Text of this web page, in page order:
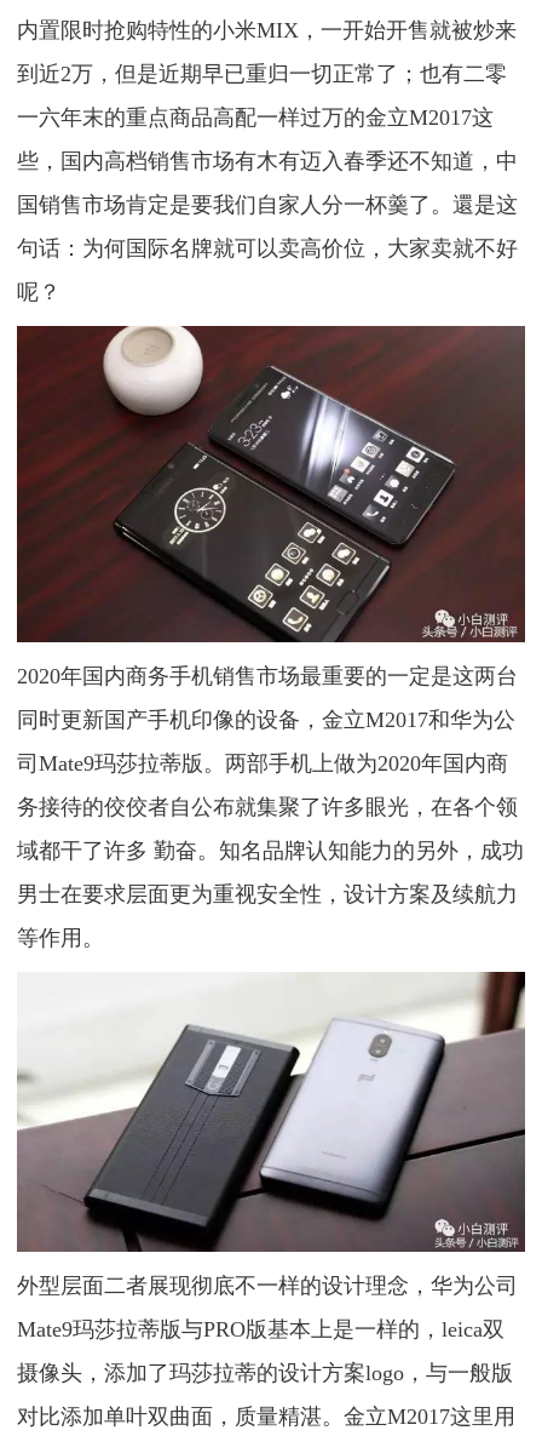
内置限时抢购特性的小米MIX，一开始开售就被炒来
到近2万，但是近期早已重归一切正常了；也有二零
一六年末的重点商品高配一样过万的金立M2017这
些，国内高档销售市场有木有迈入春季还不知道，中
国销售市场肯定是要我们自家人分一杯羹了。還是这
句话：为何国际名牌就可以卖高价位，大家卖就不好
呢？
2020年国内商务手机销售市场最重要的一定是这两台
同时更新国产手机印像的设备，金立M2017和华为公
司Mate9玛莎拉蒂版。两部手机上做为2020年国内商
务接待的佼佼者自公布就集聚了许多眼光，在各个领
域都干了许多 勤奋。知名品牌认知能力的另外，成功
男士在要求层面更为重视安全性，设计方案及续航力
等作用。
外型层面二者展现彻底不一样的设计理念，华为公司
Mate9玛莎拉蒂版与PRO版基本上是一样的，leica双
摄像头，添加了玛莎拉蒂的设计方案logo，与一般版
对比添加单叶双曲面，质量精湛。金立M2017这里用